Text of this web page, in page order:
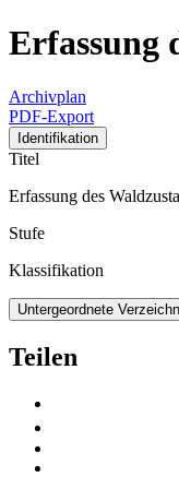
Erfassung
Archivplan
PDF-Export
Identifikation
Titel
Erfassung des
Stufe
Klassifikation
Untergeordnete
Teilen